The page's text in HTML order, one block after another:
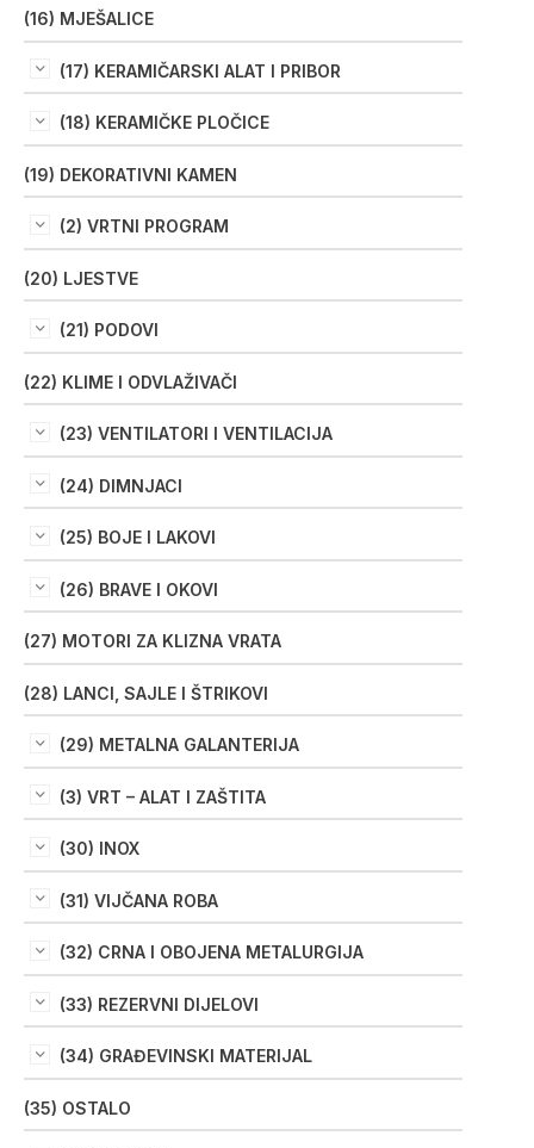
(16) MJEŠALICE
(17) KERAMIČARSKI ALAT I PRIBOR
(18) KERAMIČKE PLOČICE
(19) DEKORATIVNI KAMEN
(2) VRTNI PROGRAM
(20) LJESTVE
(21) PODOVI
(22) KLIME I ODVLAŽIVAČI
(23) VENTILATORI I VENTILACIJA
(24) DIMNJACI
(25) BOJE I LAKOVI
(26) BRAVE I OKOVI
(27) MOTORI ZA KLIZNA VRATA
(28) LANCI, SAJLE I ŠTRIKOVI
(29) METALNA GALANTERIJA
(3) VRT – ALAT I ZAŠTITA
(30) INOX
(31) VIJČANA ROBA
(32) CRNA I OBOJENA METALURGIJA
(33) REZERVNI DIJELOVI
(34) GRAĐEVINSKI MATERIJAL
(35) OSTALO